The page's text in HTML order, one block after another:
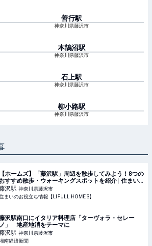
善行駅
神奈川県藤沢市
本鵠沼駅
神奈川県藤沢市
石上駅
神奈川県藤沢市
柳小路駅
神奈川県藤沢市
【ホームズ】「藤沢駅」周辺を散歩してみよう！8つの
おすすめ散歩・ウォーキングスポットを紹介 | 住まい
お役立ち情報
沢駅 神奈川県藤沢市
まいのお役立ち情報【LIFULL HOME'S】
沢駅南口にイタリア料理店「ターヴォラ・セレー
ノ」 地産地消をテーマに
沢駅 神奈川県藤沢市
南経済新聞